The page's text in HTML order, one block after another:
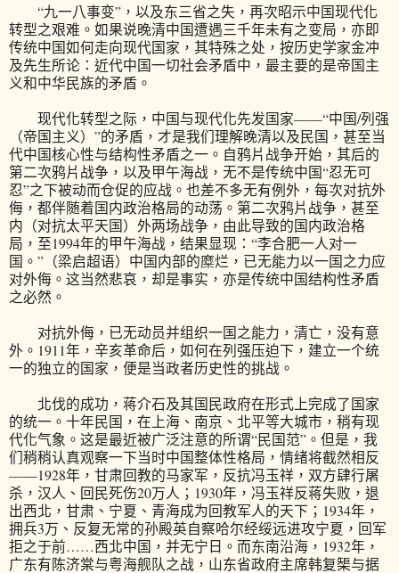
“九一八事变”，以及东三省之失，再次昭示中国现代化
转型之艰难。如果说晚清中国遭遇三千年未有之变局，亦即
传统中国如何走向现代国家，其特殊之处，按历史学家金冲
及先生所论：近代中国一切社会矛盾中，最主要的是帝国主
义和中华民族的矛盾。
现代化转型之际，中国与现代化先发国家——“中国/列强
（帝国主义）”的矛盾，才是我们理解晚清以及民国，甚至当
代中国核心性与结构性矛盾之一。自鸦片战争开始，其后的
第二次鸦片战争，以及甲午海战，无不是传统中国“忍无可
忍”之下被动而仓促的应战。也差不多无有例外，每次对抗外
侮，都伴随着国内政治格局的动荡。第二次鸦片战争，甚至
内（对抗太平天国）外两场战争，由此导致的国内政治格
局，至1994年的甲午海战，结果显现：“李合肥一人对一
国。”（梁启超语）中国内部的糜烂，已无能力以一国之力应
对外侮。这当然悲哀，却是事实，亦是传统中国结构性矛盾
之必然。
对抗外侮，已无动员并组织一国之能力，清亡，没有意
外。1911年，辛亥革命后，如何在列强压迫下，建立一个统
一的独立的国家，便是当政者历史性的挑战。
北伐的成功，蒋介石及其国民政府在形式上完成了国家
的统一。十年民国，在上海、南京、北平等大城市，稍有现
代化气象。这是最近被广泛注意的所谓“民国范”。但是，我
们稍稍认真观察一下当时中国整体性格局，情绪将截然相反
——1928年，甘肃回教的马家军，反抗冯玉祥，双方肆行屠
杀，汉人、回民死伤20万人；1930年，冯玉祥反蒋失败，退
出西北，甘肃、宁夏、青海成为回教军人的天下；1934年，
拥兵3万、反复无常的孙殿英自察哈尔经绥远进攻宁夏，回军
拒之于前……西北中国，并无宁日。而东南沿海，1932年，
广东有陈济棠与粤海舰队之战，山东省政府主席韩复榘与据